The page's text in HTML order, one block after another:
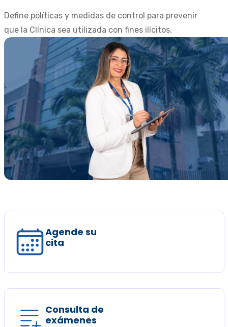
Define políticas y medidas de control para prevenir
que la Clínica sea utilizada con fines ilícitos.
Agende su
cita
Consulta de
exámenes